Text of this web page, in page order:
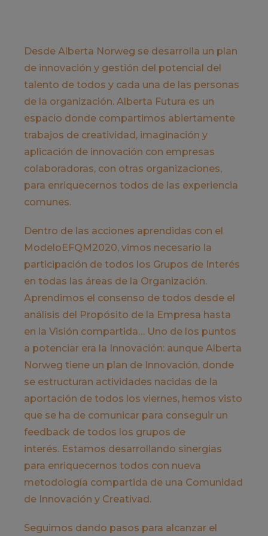
Desde Alberta Norweg se desarrolla un plan
de innovación y gestión del potencial del
talento de todos y cada una de las personas
de la organización. Alberta Futura es un
espacio donde compartimos abiertamente
trabajos de creatividad, imaginación y
aplicación de innovación con empresas
colaboradoras, con otras organizaciones,
para enriquecernos todos de las experiencia
comunes.
Dentro de las acciones aprendidas con el
ModeloEFQM2020, vimos necesario la
participación de todos los Grupos de Interés
en todas las áreas de la Organización.
Aprendimos el consenso de todos desde el
análisis del Propósito de la Empresa hasta
en la Visión compartida… Uno de los puntos
a potenciar era la Innovación: aunque Alberta
Norweg tiene un plan de Innovación, donde
se estructuran actividades nacidas de la
aportación de todos los viernes, hemos visto
que se ha de comunicar para conseguir un
feedback de todos los grupos de
interés. Estamos desarrollando sinergias
para enriquecernos todos con nueva
metodología compartida de una Comunidad
de Innovación y Creativad.
Seguimos dando pasos para alcanzar el